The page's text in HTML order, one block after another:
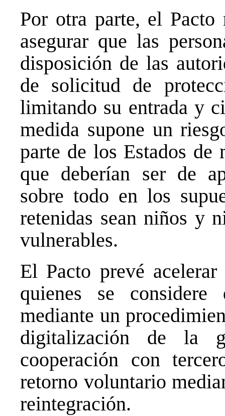
Por otra parte, el Pacto
asegurar que las
disposición de las
de solicitud de
limitando su entrada y
medida supone un
parte de los Estados de
que deberían ser de
sobre todo en los
retenidas sean niños y
vulnerables.
El Pacto prevé
quienes se considere
mediante un
digitalización de la
cooperación con
retorno voluntario
reintegración.